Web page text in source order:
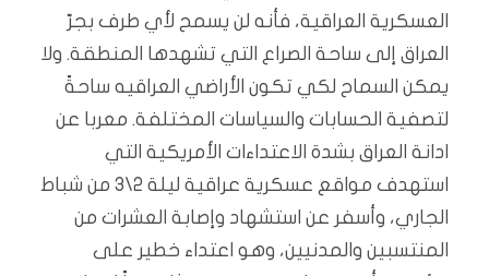
العسكرية العراقية، فأنه لن يسمح لأي طرف بجرّ
العراق إلى ساحة الصراع التي تشهدها المنطقة. ولا
يمكن السماح لكي تكون الأراضي العراقيه ساحةً
لتصفية الحسابات والسياسات المختلفة. معربا عن
ادانة العراق بشدة الاعتداءات الأمريكية التي
استهدف مواقع عسكرية عراقية ليلة 2\3 من شباط
الجاري، وأسفر عن استشهاد وإصابة العشرات من
المنتسبين والمدنيين، وهو اعتداء خطير على